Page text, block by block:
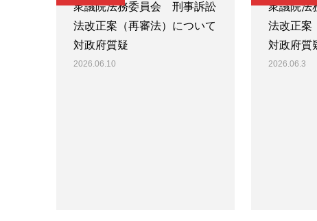
衆議院法務委員会 刑事訴訟
法改正案（再審法）について
対政府質疑
2026.06.10
衆議院
法改正案
対政府質
2026.06.3